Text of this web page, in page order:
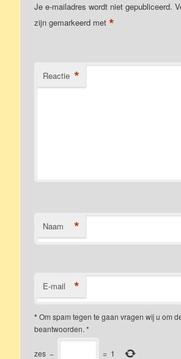
Je e-mailadres wordt niet gepubliceerd.
zijn gemarkeerd met*
Reactie *
Naam *
E-mail *
*Om spam tegen te gaan vragen wij u om
beantwoorden. *
zes − = 1